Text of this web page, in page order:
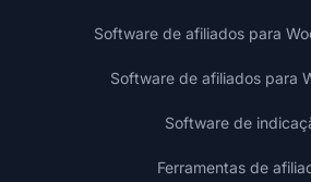
Software de afiliados para
Software de afiliados para
Software de
Ferramentas de